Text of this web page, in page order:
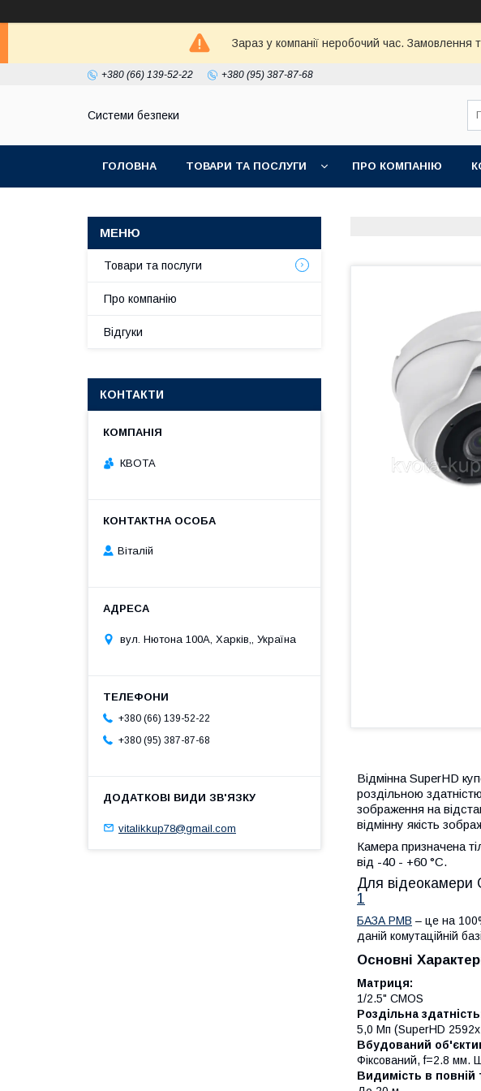
Зараз у компанії неробочий час. Замовлення
+380 (66) 139-52-22 +380 (95) 387-87-68
Системи безпеки
ГОЛОВНА ТОВАРИ ТА ПОСЛУГИ ПРО КОМПАНІЮ
Відмінна SuperHD
роздільною
зображення на
відмінну якість
Камера призначена
від -40 - +60 °С.
Для відеокамери
1
БАЗА PMB – це на
даній комутаційній
Основні
Матриця:
1/2.5" CMOS
Роздільна
5,0 Мп (SuperHD
Вбудований
Фіксований, f=2.8 мм.
Видимість в повній
Товари та послуги
Про компанію
Відгуки
КОНТАКТИ
КВОТА
Віталій
вул. Нютона 100А, Харків,, Україна
+380 (66) 139-52-22
+380 (95) 387-87-68
vitalikkup78@gmail.com